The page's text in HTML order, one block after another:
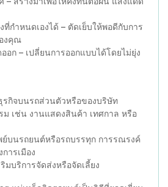
กำหนดเองได้ – ตัดเย็บให้พอดีกับการ
งคุณ
อก – เปลี่ยนการออกแบบได้โดยไม่ยุ่ง
รกิจบนรถส่วนตัวหรือของบริษัท
ม เช่น งานแสดงสินค้า เทศกาล หรือ
ย์บนรถยนต์หรือรถบรรทุก การรณรงค์
ารเมือง
มบริการจัดส่งหรือจัดเลี้ยง